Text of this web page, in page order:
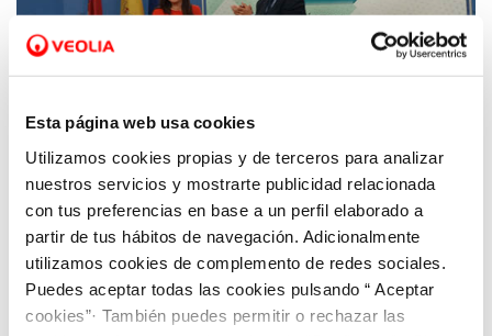
Esta página web usa cookies
Utilizamos cookies propias y de terceros para analizar
nuestros servicios y mostrarte publicidad relacionada
con tus preferencias en base a un perfil elaborado a
partir de tus hábitos de navegación. Adicionalmente
utilizamos cookies de complemento de redes sociales.
Puedes aceptar todas las cookies pulsando “ Aceptar
cookies”· También puedes permitir o rechazar las
07 MAY 2019
Aquona avanza en su compromiso con la
igualdad y la diversidad